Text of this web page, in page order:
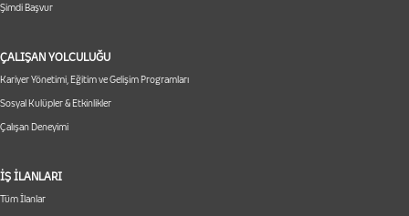
Şimdi Başvur
ÇALIŞAN YOLCULUĞU
Kariyer Yönetimi, Eğitim ve Gelişim Programları
Sosyal Kulüpler & Etkinlikler
Çalışan Deneyimi
İŞ İLANLARI
Tüm İlanlar